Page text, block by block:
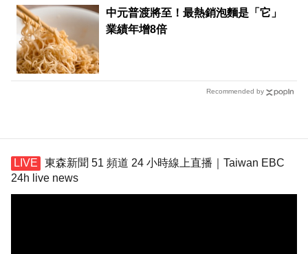
中元普渡將至！最熱銷泡麵是「它」
業績年增8倍
Recommended by
東森新聞 51 頻道 24 小時線上直播｜Taiwan EBC
24h live news